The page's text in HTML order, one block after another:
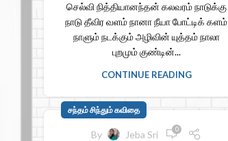
செல்வி நித்தியானந்தன் கலவரம் நாடுக்கு
நாடு தீவிர வளம் நானா நீயா போட்டிக் களம்
நாளும் நடக்கும் அழிவின் யுத்தம் நாலா
புறமும் குண்டின்...
CONTINUE READING
சந்தம் சிந்தும் கவிதை
By Jeba Sri 0